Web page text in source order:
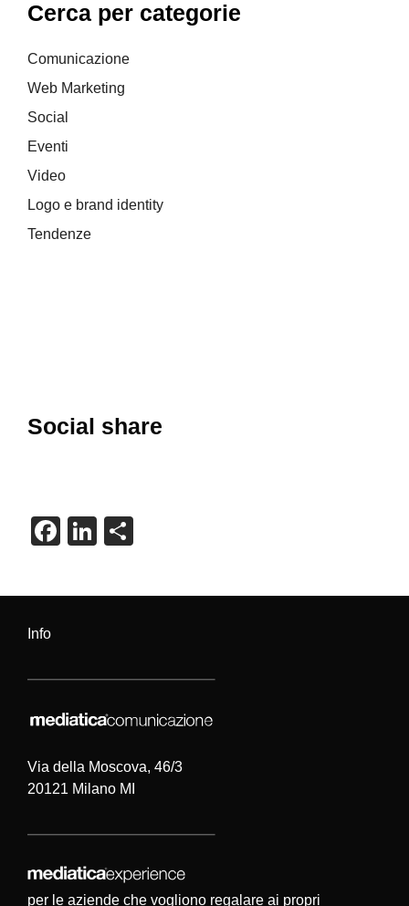
Cerca per categorie
Comunicazione
Web Marketing
Social
Eventi
Video
Logo e brand identity
Tendenze
Social share
F
c
o
o
k
Li
k
n
n
di
Info
Via della Moscova, 46/3
20121 Milano MI
per le aziende che vogliono regalare ai propri